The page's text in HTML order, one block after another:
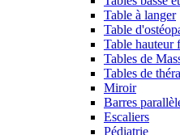
Table à langer
Table
Table hauteur
Tables de
Tables de
Miroir
Barres
Escaliers
Pédiatrie